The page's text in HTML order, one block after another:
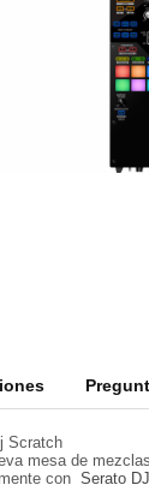
Scratch
mesa de
con Serato